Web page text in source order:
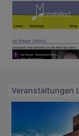
Veranstaltungen